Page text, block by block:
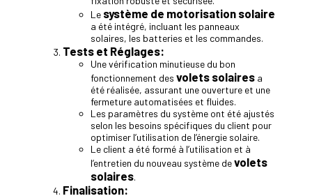
Le système de motorisation solaire
a été intégré, incluant les panneaux
solaires, les batteries et les commandes.
Tests et Réglages:
Une vérification minutieuse du bon
fonctionnement des volets solaires a
été réalisée, assurant une ouverture et une
fermeture automatisées et fluides.
Les paramètres du système ont été ajustés
selon les besoins spécifiques du client pour
optimiser l’utilisation de l’énergie solaire.
Le client a été formé à l’utilisation et à
l’entretien du nouveau système devolets
solaires.
Finalisation: